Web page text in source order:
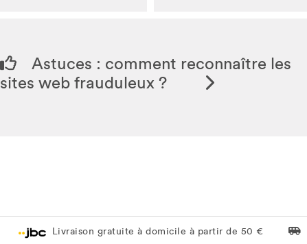
Astuces : comment reconnaître les
sites web frauduleux ?
Livraison gratuite à domicile à partir de 50 €